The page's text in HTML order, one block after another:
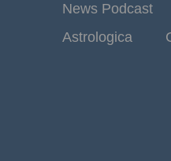
News Podcast
Astrologica